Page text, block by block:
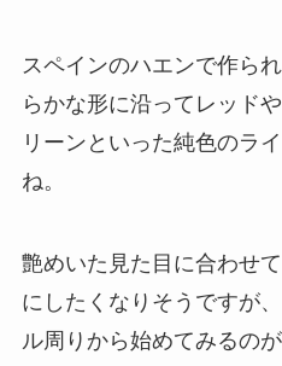
スペインのハエンで作ら
らかな形に沿ってレッド
リーンといった純色のラ
ね。
艶めいた見た目に合わせ
にしたくなりそうですが
ル周りから始めてみるの